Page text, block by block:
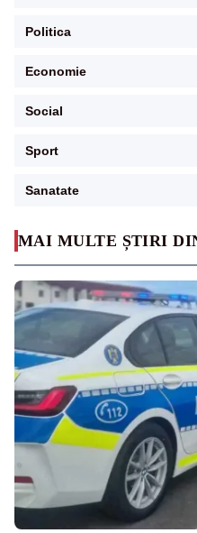
MAI MULTE ȘTIRI
Politica
Economie
Social
Sport
Sanatate